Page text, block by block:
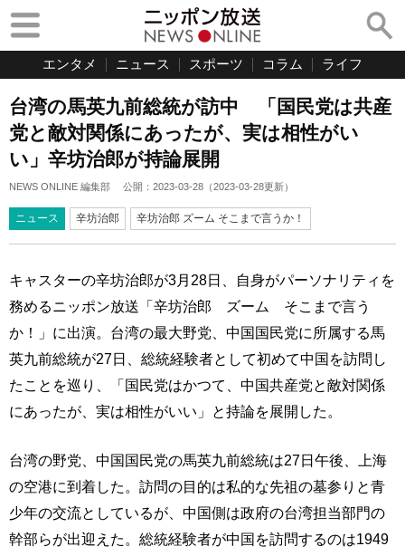
エンタメ ニュース スポーツ コラム ライフ
台湾の馬英九前総統が訪中 「国民党は共産
党と敵対関係にあったが、実は相性がい
い」辛坊治郎が持論展開
NEWS ONLINE 編集部 公開： 2023-03-28 （2023-03-28更新）
ニュース 辛坊治郎 辛坊治郎 ズーム そこまで言うか！
キャスターの辛坊治郎が3月28日、自身がパーソナリティを
務めるニッポン放送「辛坊治郎 ズーム そこまで言う
か！」に出演。台湾の最大野党、中国国民党に所属する馬
英九前総統が27日、総統経験者として初めて中国を訪問し
たことを巡り、「国民党はかつて、中国共産党と敵対関係
にあったが、実は相性がいい」と持論を展開した。
台湾の野党、中国国民党の馬英九前総統は27日午後、上海
の空港に到着した。訪問の目的は私的な先祖の墓参りと青
少年の交流としているが、中国側は政府の台湾担当部門の
幹部らが出迎えた。総統経験者が中国を訪問するのは1949